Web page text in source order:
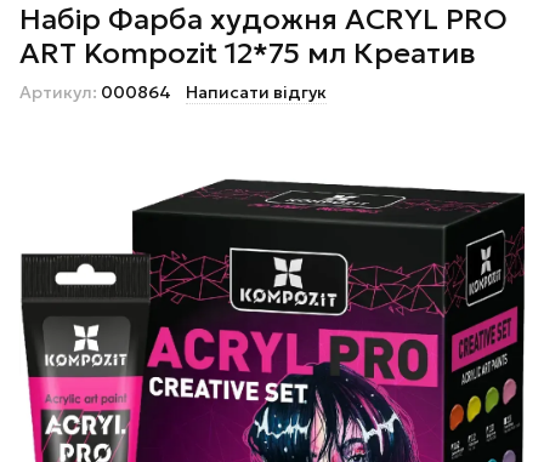
Набір Фарба художня ACRYL PRO
ART Kompozit 12*75 мл Креатив
Артикул: 000864 Написати відгук